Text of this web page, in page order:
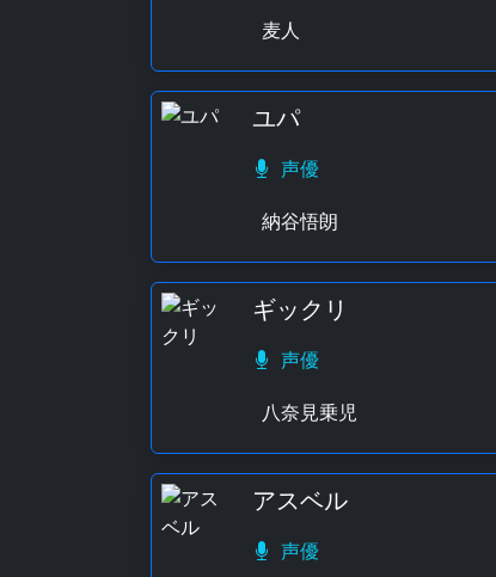
麦人
ユパ
声優
納谷悟朗
ギックリ
声優
八奈見乗児
アスベル
声優